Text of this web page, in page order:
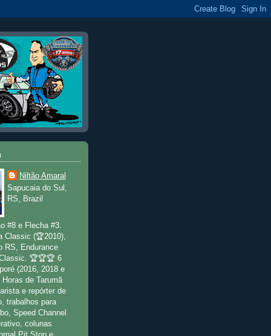
Niltão Amaral
Sapucaia do Sul,
RS, Brazil
#8 e Flecha #3.
Classic (🏆2010),
RS, Endurance
🏆🏆🏆 6
(2016, 2018 e
de Tarumã
e repórter de
trabalhos para
Speed Channel
colunas